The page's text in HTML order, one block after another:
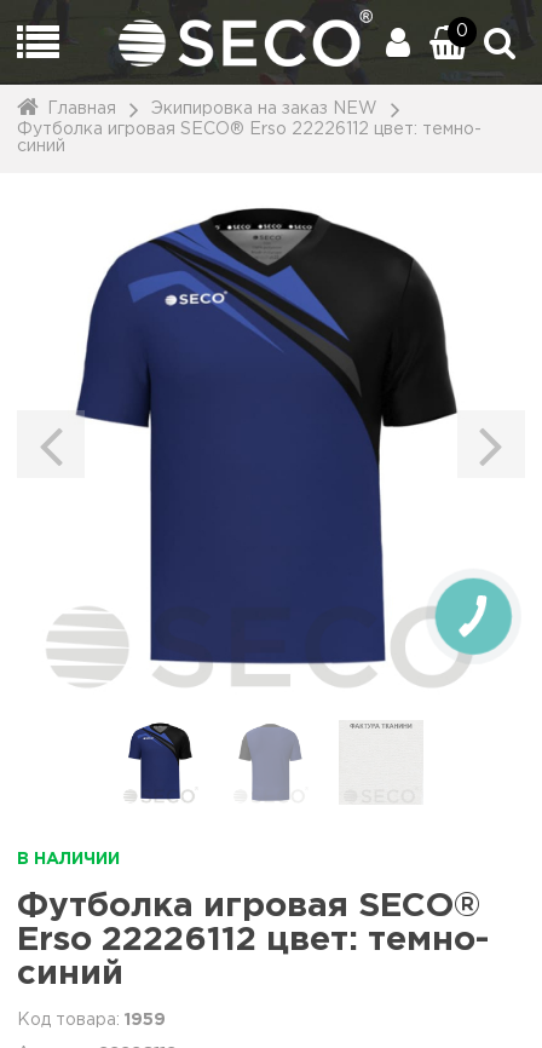
0
Главная
Экипировка на заказ NEW
Футболка игровая SECO® Erso 22226112 цвет: темно-
синий
В НАЛИЧИИ
Футболка игровая SECO®
Erso 22226112 цвет: темно-
синий
1959